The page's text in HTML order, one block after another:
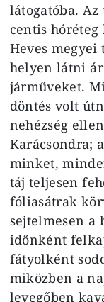
látogatóba.
centis
Heves
helyen látni
járműveket.
döntés volt
nehézség
Karácsondra;
minket,
táj teljesen
fóliasátrak
sejtelmesen a
időnként
fátyolként
miközben a
levegőben